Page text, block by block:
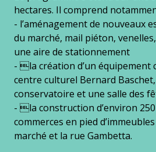
hectares. Il comprend
- l’aménagement de nouveaux
du marché, mail piéton,
une aire de stationnement
- la création d’un équipement
centre culturel Bernard
conservatoire et une salle des
- la construction d’environ
commerces en pied
marché et la rue Gambetta.